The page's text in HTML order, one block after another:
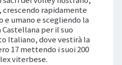
crescendo rapidamente
umano e scegliendo la
per il suo
Italiano, dove vestirà la
17 mettendo i suoi 200
viterbese.